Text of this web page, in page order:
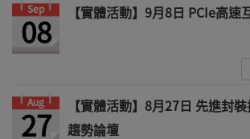
Sep
08 【實體活動】9月8日 PCIe高
Aug
27
【實體活動】8月27日 先進封
趨勢論壇